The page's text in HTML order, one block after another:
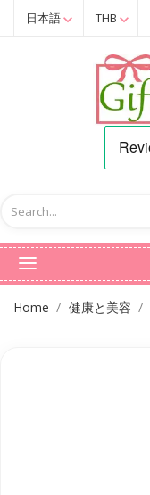
日本語 THB
Home 健康と美容